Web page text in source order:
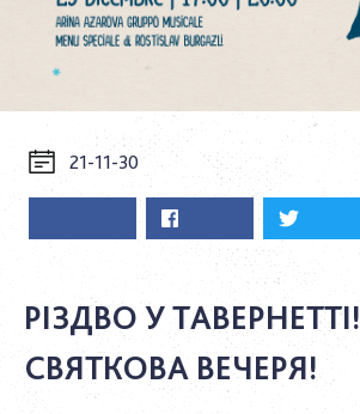
21-11-30
РІЗДВО У ТАВЕРНЕТТІ!
СВЯТКОВА ВЕЧЕРЯ!